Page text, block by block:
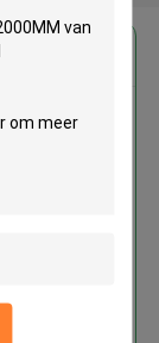
van 310S